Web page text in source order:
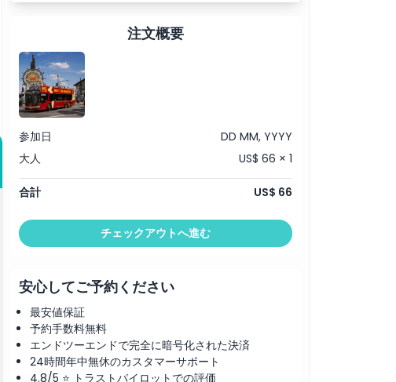
注文概要
参加日
DD MM, YYYY
大人
US$ 66 × 1
合計 US$ 66
チェックアウトへ進む
安心してご予約ください
最安値保証
予約手数料無料
エンドツーエンドで完全に暗号化された決済
24時間年中無休のカスタマーサポート
4.8/5 ⭐ トラストパイロットでの評価